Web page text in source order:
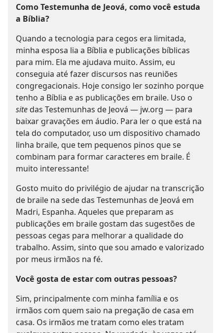
Como Testemunha de Jeová, como você estuda
a Bíblia?
Quando a tecnologia para cegos era limitada,
minha esposa lia a Bíblia e publicações bíblicas
para mim. Ela me ajudava muito. Assim, eu
conseguia até fazer discursos nas reuniões
congregacionais. Hoje consigo ler sozinho porque
tenho a Bíblia e as publicações em braile. Uso o
site das Testemunhas de Jeová — jw.org — para
baixar gravações em áudio. Para ler o que está na
tela do computador, uso um dispositivo chamado
linha braile, que tem pequenos pinos que se
combinam para formar caracteres em braile. É
muito interessante!
Gosto muito do privilégio de ajudar na transcrição
de braile na sede das Testemunhas de Jeová em
Madri, Espanha. Aqueles que preparam as
publicações em braile gostam das sugestões de
pessoas cegas para melhorar a qualidade do
trabalho. Assim, sinto que sou amado e valorizado
por meus irmãos na fé.
Você gosta de estar com outras pessoas?
Sim, principalmente com minha família e os
irmãos com quem saio na pregação de casa em
casa. Os irmãos me tratam como eles tratam